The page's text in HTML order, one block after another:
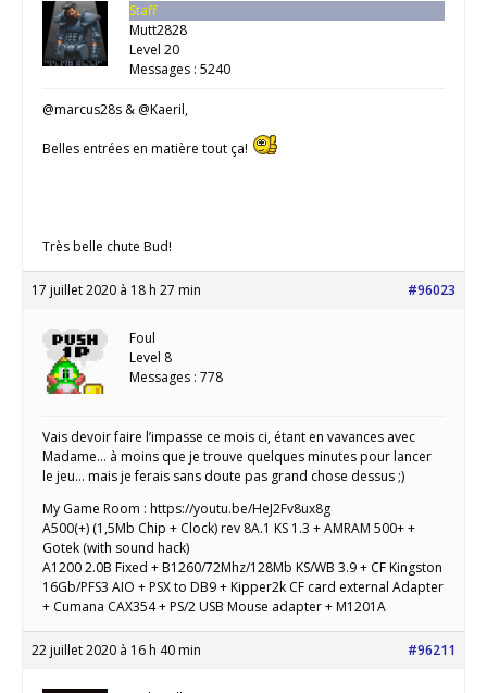
Staff
Mutt2828
Level 20
Messages : 5240
@marcus28s & @Kaeril,
Belles entrées en matière tout ça!
Très belle chute Bud!
17 juillet 2020 à 18 h 27 min #96023
Foul
Level 8
Messages : 778
Vais devoir faire l’impasse ce mois ci, étant en vavances avec
Madame… à moins que je trouve quelques minutes pour lancer
le jeu… mais je ferais sans doute pas grand chose dessus ;)
My Game Room : https://youtu.be/HeJ2Fv8ux8g
A500(+) (1,5Mb Chip + Clock) rev 8A.1 KS 1.3 + AMRAM 500+ +
Gotek (with sound hack)
A1200 2.0B Fixed + B1260/72Mhz/128Mb KS/WB 3.9 + CF Kingston
16Gb/PFS3 AIO + PSX to DB9 + Kipper2k CF card external Adapter
+ Cumana CAX354 + PS/2 USB Mouse adapter + M1201A
22 juillet 2020 à 16 h 40 min #96211